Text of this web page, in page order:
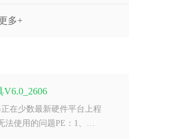
多+
在少数最新硬件平台上程
法使用的问题PE：1、…